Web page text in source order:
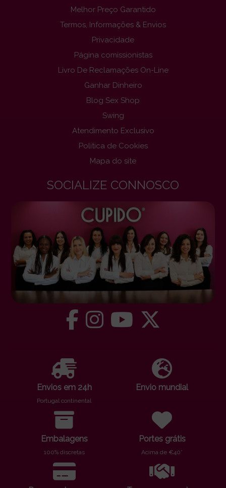
Melhor Preço Garantido
Termos, Informações & Envios
Privacidade
Página comissionistas
Livro De Reclamações On-Line
Ganhar Dinheiro
Blog Sex Shop
Swing
Atendimento Exclusivo
Politica de Cookies
Mapa do site
SOCIALIZE CONNOSCO
Envios em 24h
Portugal continental
Envio mundial
Embalagens
100% discretas
Portes grátis
Acima de €40*